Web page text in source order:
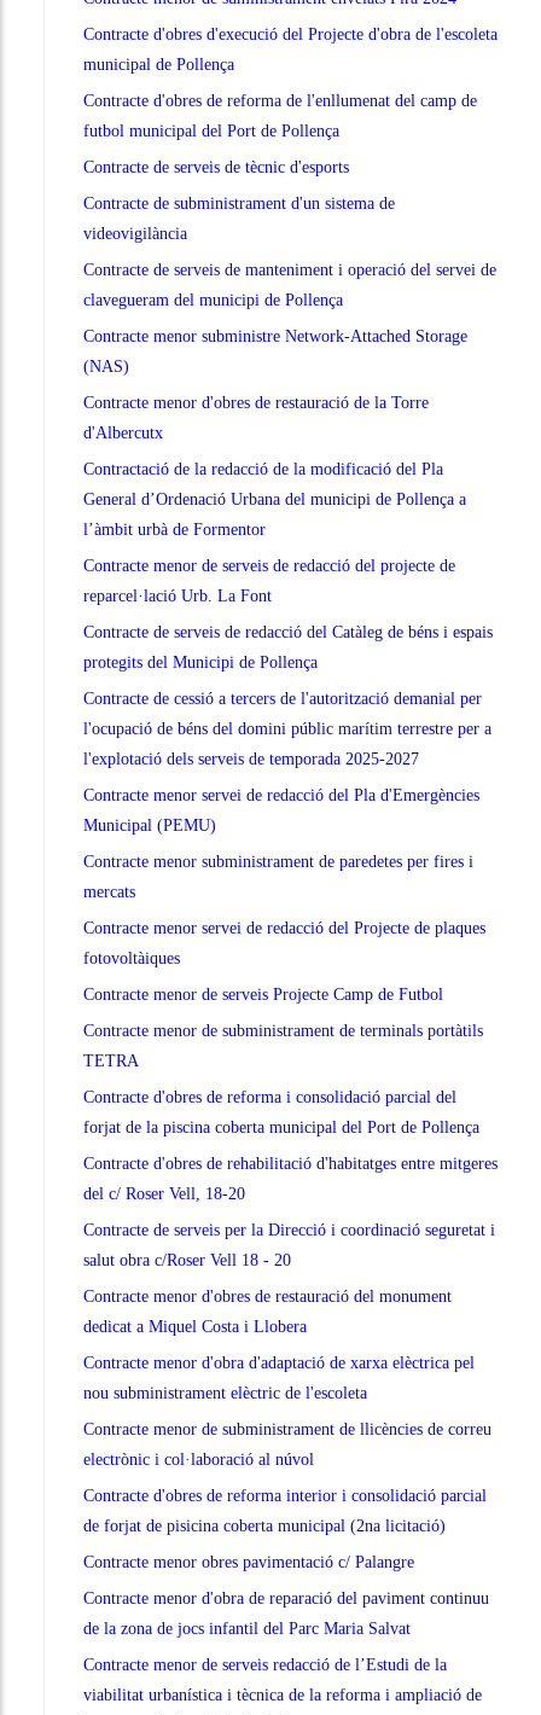
Contracte d'obres d'execució del Projecte d'obra de l'escoleta
municipal de Pollença
Contracte d'obres de reforma de l'enllumenat del camp de
futbol municipal del Port de Pollença
Contracte de serveis de tècnic d'esports
Contracte de subministrament d'un sistema de
videovigilància
Contracte de serveis de manteniment i operació del servei de
clavegueram del municipi de Pollença
Contracte menor subministre Network-Attached Storage
(NAS)
Contracte menor d'obres de restauració de la Torre
d'Albercutx
Contractació de la redacció de la modificació del Pla
General d’Ordenació Urbana del municipi de Pollença a
l’àmbit urbà de Formentor
Contracte menor de serveis de redacció del projecte de
reparcel·lació Urb. La Font
Contracte de serveis de redacció del Catàleg de béns i espais
protegits del Municipi de Pollença
Contracte de cessió a tercers de l'autorització demanial per
l'ocupació de béns del domini públic marítim terrestre per a
l'explotació dels serveis de temporada 2025-2027
Contracte menor servei de redacció del Pla d'Emergències
Municipal (PEMU)
Contracte menor subministrament de paredetes per fires i
mercats
Contracte menor servei de redacció del Projecte de plaques
fotovoltàiques
Contracte menor de serveis Projecte Camp de Futbol
Contracte menor de subministrament de terminals portàtils
TETRA
Contracte d'obres de reforma i consolidació parcial del
forjat de la piscina coberta municipal del Port de Pollença
Contracte d'obres de rehabilitació d'habitatges entre mitgeres
del c/ Roser Vell, 18-20
Contracte de serveis per la Direcció i coordinació seguretat i
salut obra c/Roser Vell 18 - 20
Contracte menor d'obres de restauració del monument
dedicat a Miquel Costa i Llobera
Contracte menor d'obra d'adaptació de xarxa elèctrica pel
nou subministrament elèctric de l'escoleta
Contracte menor de subministrament de llicències de correu
electrònic i col·laboració al núvol
Contracte d'obres de reforma interior i consolidació parcial
de forjat de pisicina coberta municipal (2na licitació)
Contracte menor obres pavimentació c/ Palangre
Contracte menor d'obra de reparació del paviment continuu
de la zona de jocs infantil del Parc Maria Salvat
Contracte menor de serveis redacció de l’Estudi de la
viabilitat urbanística i tècnica de la reforma i ampliació de